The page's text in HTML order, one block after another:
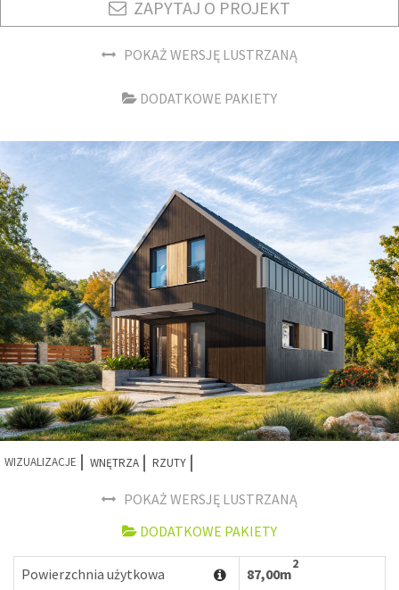
ZAPYTAJ O PROJEKT
POKAŻ WERSJĘ LUSTRZANĄ
DODATKOWE PAKIETY
WIZUALIZACJE WNĘTRZA RZUTY
POKAŻ WERSJĘ LUSTRZANĄ
DODATKOWE PAKIETY
Powierzchnia użytkowa 87,00m
2